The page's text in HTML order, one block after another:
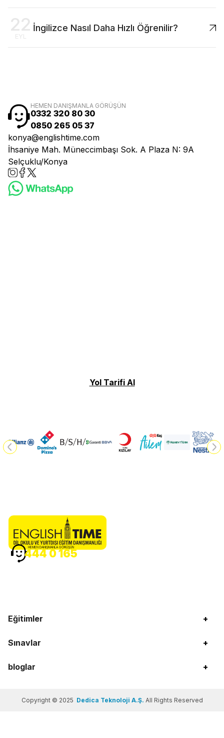
22
EYL
İngilizce Nasıl Daha Hızlı Öğrenilir?
HEMEN DANIŞMANLA GÖRÜŞÜN
0332 320 80 30
0850 265 05 37
konya@englishtime.com
İhsaniye Mah. Müneccimbaşı Sok. A Plaza N: 9A
Selçuklu/Konya
Yol Tarifi Al
Eğitimler +
Sınavlar +
bloglar +
HEMEN DANIŞMANLA GÖRÜŞÜN
444 0 165
Copyright © 2025 Dedica Teknoloji A.Ş. All Rights Reserved